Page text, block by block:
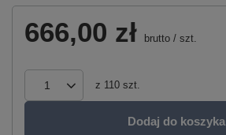
666,00 zł brutto / szt.
z 110 szt.
Dodaj do koszyka